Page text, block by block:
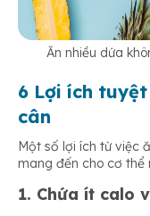
Ăn nhiều dứa
6 Lợi ích
cân
Một số lợi ích từ việc
mang đến cho cơ thể
1. Chứa ít calo